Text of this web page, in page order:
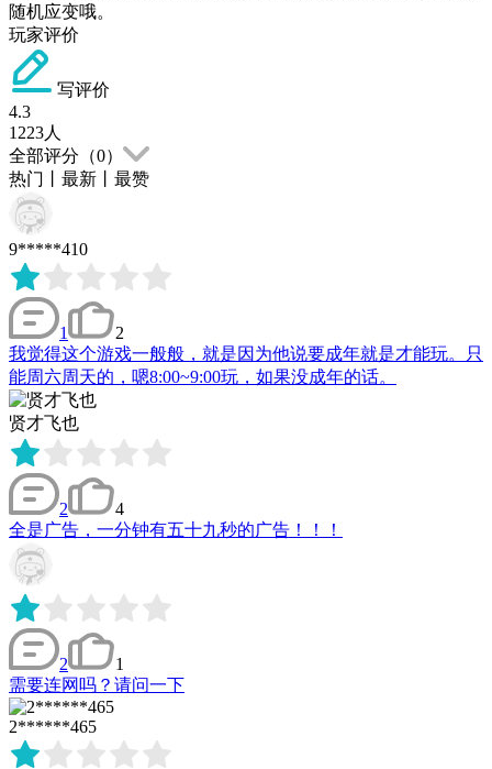
随机应变哦。
玩家评价
写评价
4.3
1223人
全部评分（0）
热门
最新 最赞
9*****410
1
2
我觉得这个游戏一般般，就是因为他说要成年就是才能玩。只
能周六周天的，嗯8:00~9:00玩，如果没成年的话。
贤才飞也
2
4
全是广告，一分钟有五十九秒的广告！！！
2
1
需要连网吗？请问一下
2******465